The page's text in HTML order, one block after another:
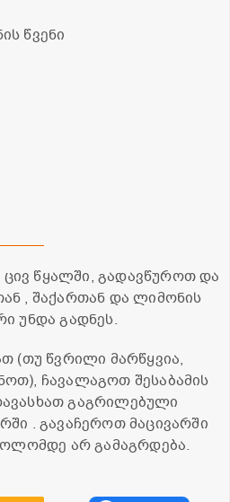
წვენი
წყალში, გადავწუროთ და
, შაქართან და ლიმონის
უნდა გადნეს.
(თუ წვრილი მარწყვია,
ჩავალაგოთ შესაბამის
გაგრილებული
. გავაჩეროთ მაცივარში
არ გამაგრდება.